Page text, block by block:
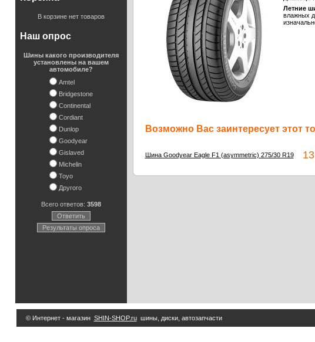
В корзине нет товаров
Наш опрос
Шины какого производителя
установлены на вашем
автомобиле?
Amtel
Bridgestone
Continental
Cordiant
Dunlop
Goodyear
Gislaved
Michelin
Toyo
Другого
Всего ответов: 3598
Ответить
Результаты опроса
Летние
влажных
Возможно Вас заинтересует этот
Шина Goodyear Eagle F1 (asymmetric) 275/30 R1913
© Интернет - магазин SHIN-SHOP.ruшины, диски, автозапчасти